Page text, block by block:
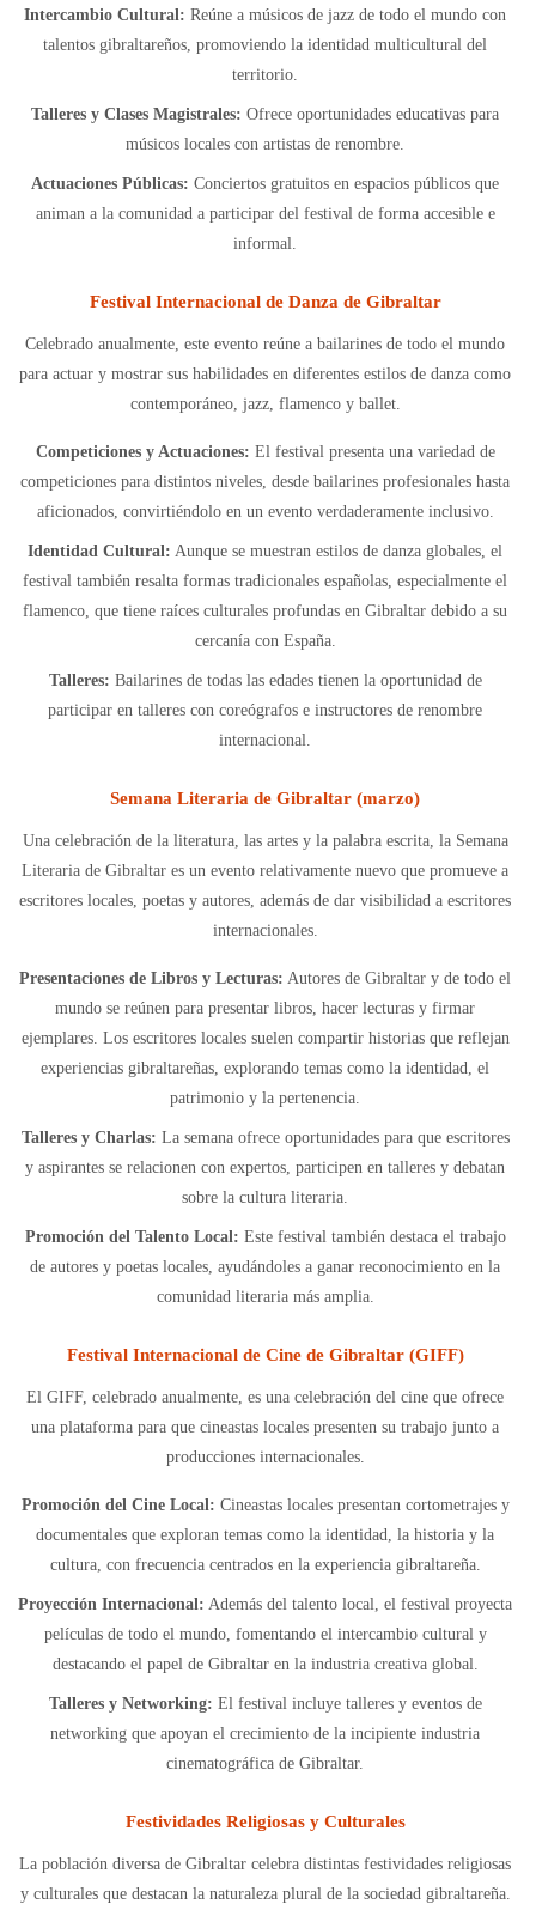
Intercambio Cultural: Reúne a músicos de jazz de todo el mundo con
talentos gibraltareños, promoviendo la identidad multicultural del
territorio.
Talleres y Clases Magistrales: Ofrece oportunidades educativas para
músicos locales con artistas de renombre.
Actuaciones Públicas: Conciertos gratuitos en espacios públicos que
animan a la comunidad a participar del festival de forma accesible e
informal.
Festival Internacional de Danza de Gibraltar
Celebrado anualmente, este evento reúne a bailarines de todo el mundo
para actuar y mostrar sus habilidades en diferentes estilos de danza como
contemporáneo, jazz, flamenco y ballet.
Competiciones y Actuaciones: El festival presenta una variedad de
competiciones para distintos niveles, desde bailarines profesionales hasta
aficionados, convirtiéndolo en un evento verdaderamente inclusivo.
Identidad Cultural: Aunque se muestran estilos de danza globales, el
festival también resalta formas tradicionales españolas, especialmente el
flamenco, que tiene raíces culturales profundas en Gibraltar debido a su
cercanía con España.
Talleres: Bailarines de todas las edades tienen la oportunidad de
participar en talleres con coreógrafos e instructores de renombre
internacional.
Semana Literaria de Gibraltar (marzo)
Una celebración de la literatura, las artes y la palabra escrita, la Semana
Literaria de Gibraltar es un evento relativamente nuevo que promueve a
escritores locales, poetas y autores, además de dar visibilidad a escritores
internacionales.
Presentaciones de Libros y Lecturas: Autores de Gibraltar y de todo el
mundo se reúnen para presentar libros, hacer lecturas y firmar
ejemplares. Los escritores locales suelen compartir historias que reflejan
experiencias gibraltareñas, explorando temas como la identidad, el
patrimonio y la pertenencia.
Talleres y Charlas: La semana ofrece oportunidades para que escritores
y aspirantes se relacionen con expertos, participen en talleres y debatan
sobre la cultura literaria.
Promoción del Talento Local: Este festival también destaca el trabajo
de autores y poetas locales, ayudándoles a ganar reconocimiento en la
comunidad literaria más amplia.
Festival Internacional de Cine de Gibraltar (GIFF)
El GIFF, celebrado anualmente, es una celebración del cine que ofrece
una plataforma para que cineastas locales presenten su trabajo junto a
producciones internacionales.
Promoción del Cine Local: Cineastas locales presentan cortometrajes y
documentales que exploran temas como la identidad, la historia y la
cultura, con frecuencia centrados en la experiencia gibraltareña.
Proyección Internacional: Además del talento local, el festival proyecta
películas de todo el mundo, fomentando el intercambio cultural y
destacando el papel de Gibraltar en la industria creativa global.
Talleres y Networking: El festival incluye talleres y eventos de
networking que apoyan el crecimiento de la incipiente industria
cinematográfica de Gibraltar.
Festividades Religiosas y Culturales
La población diversa de Gibraltar celebra distintas festividades religiosas
y culturales que destacan la naturaleza plural de la sociedad gibraltareña.